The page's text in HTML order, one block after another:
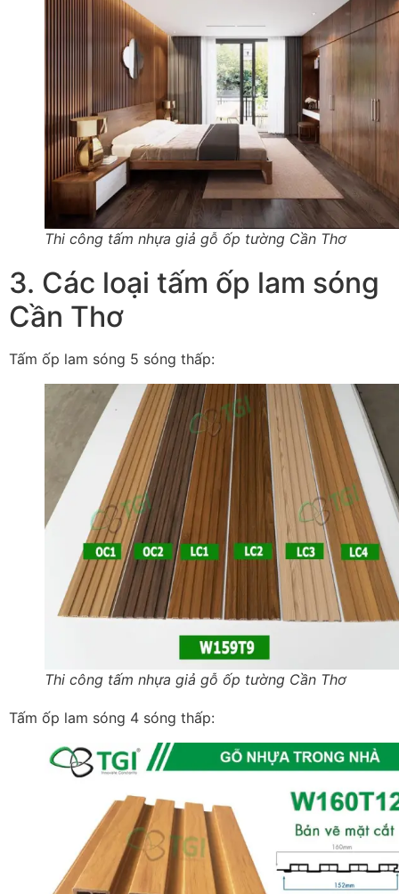
Thi công tấm nhựa giả gỗ ốp tường Cần Thơ
3. Các loại tấm ốp lam sóng
Cần Thơ
Tấm ốp lam sóng 5 sóng thấp:
Thi công tấm nhựa giả gỗ ốp tường Cần Thơ
Tấm ốp lam sóng 4 sóng thấp: